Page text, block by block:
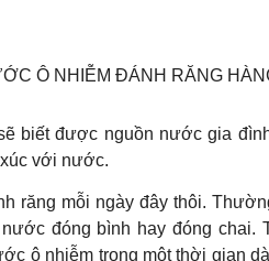
Ô NHIỄM ĐÁNH RĂNG
biết được nguồn nước gia
với nước.
răng mỗi ngày đây thôi.
đóng bình hay đóng chai.
ô nhiễm trong một thời gian